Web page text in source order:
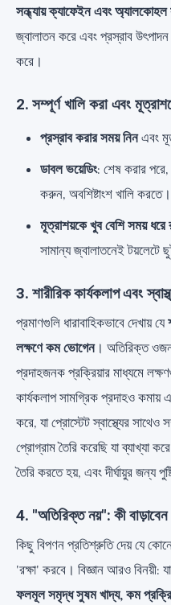
সন্ধ্যায় ক্যাফেইন এবং
জ্বালাতন করে এবং প্রস্রাব
করে।
2. সম্পূর্ণ খালি করা এবং
প্রস্রাব করার সময় নিনএবং
ডাবল ভয়েডিং: শেষ করার
করুন, অবশিষ্টাংশ খালি করতে।
মূত্রাশয়কে খুব বেশি সময় ধরে
সামান্য জ্বালাতনেই টয়লেটে
3. শারীরিক কার্যকলাপ এবং
প্রমাণগুলি ধারাবাহিকভাবে দেখায় যে
লক্ষণে কম ভোগেন। অতিরিক্ত
প্রদাহজনক প্রক্রিয়ার মাধ্যমে
কার্যকলাপ সামগ্রিক প্রদাহও কমায়
করে, যা প্রোস্টেট স্বাস্থ্যের
প্রোগ্রামতৈরি করেছি যা ব্যাখ্যা
তৈরি করতে হয়, এবংদীর্ঘায়ুর জন্য
4. "অতিরিক্ত নয়": কী
কিছু বিপণন প্রতিশ্রুতি দেয় যে
'রক্ষা' করবে। বিজ্ঞান আরও বিনয়ী:
ফলমূল সমৃদ্ধ সুষম খাদ্য, কম